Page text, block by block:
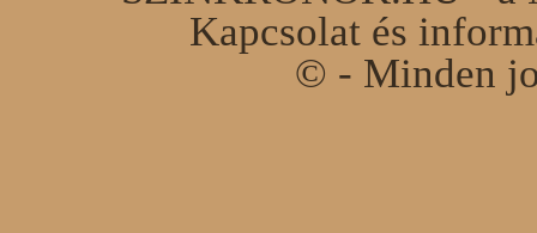
Kapcsolat és
© - Minden